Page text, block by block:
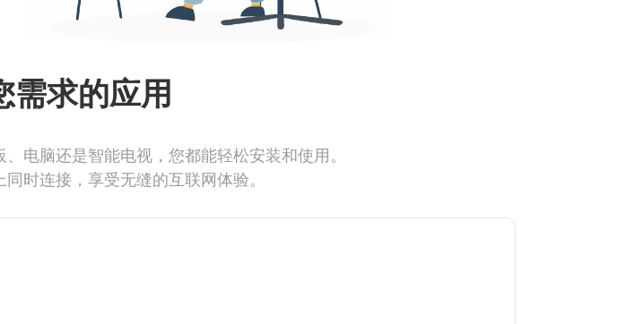
需求的应用
电脑还是智能电视，您都能轻松安装和使用。
时连接，享受无缝的互联网体验。